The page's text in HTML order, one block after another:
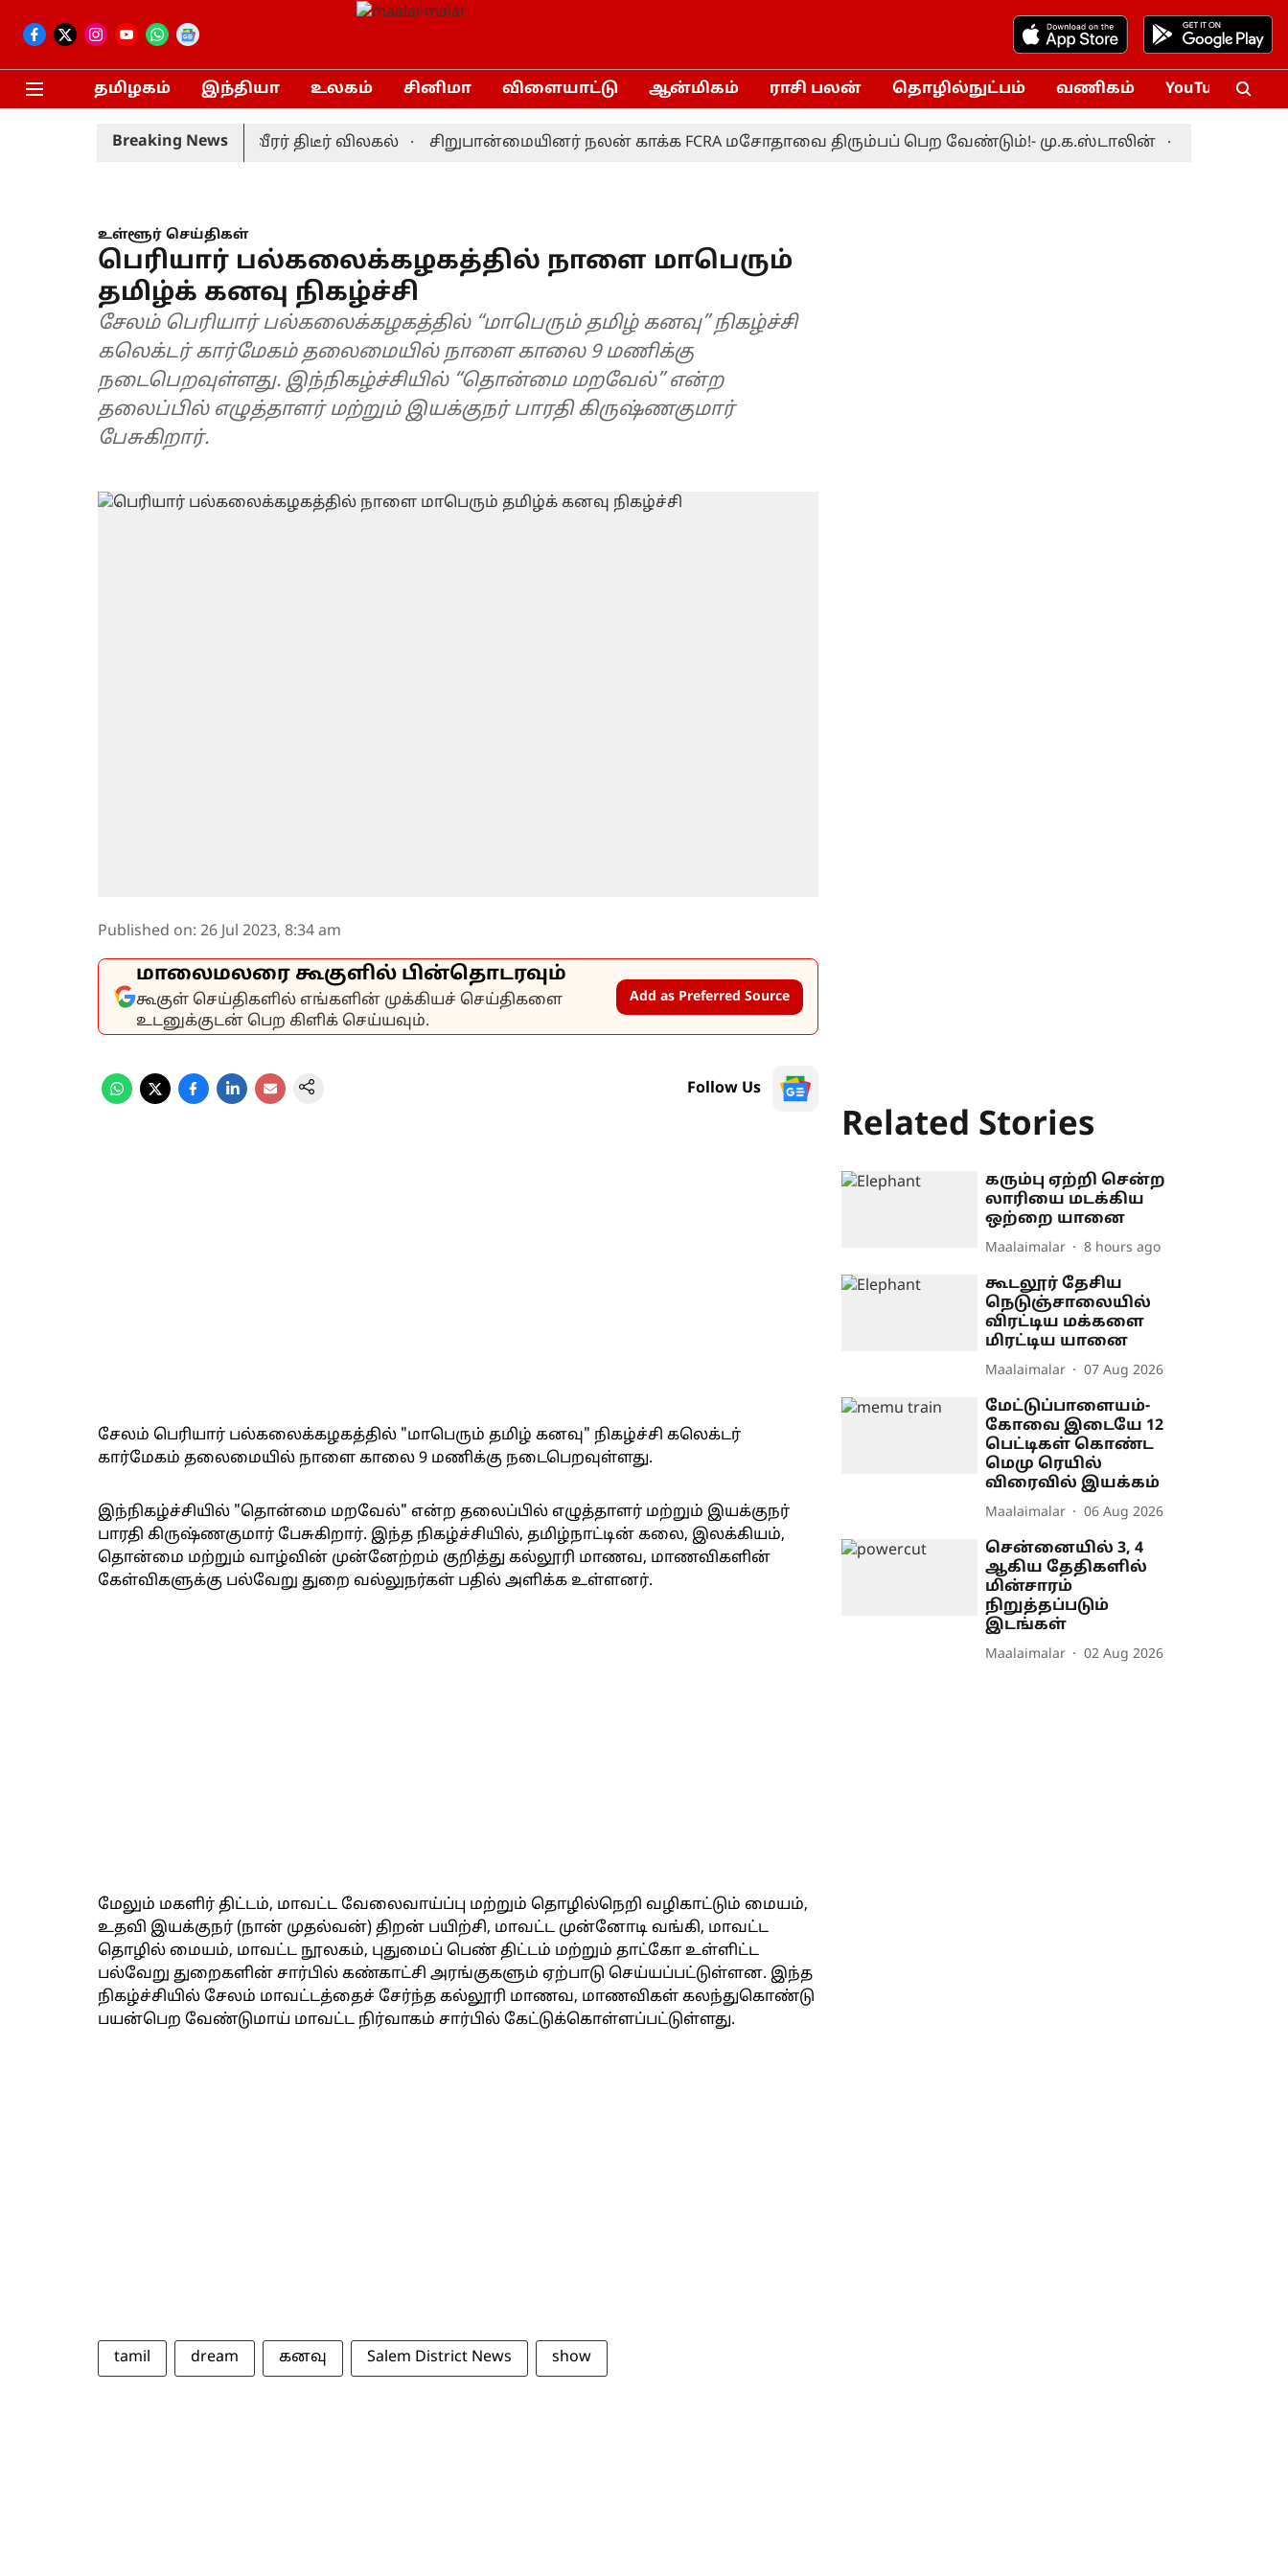
தமிழகம் இந்தியா உலகம் சினிமா விளையாட்டு ஆன்மிகம் ராசி பலன் தொழில்நுட்பம் வணிகம் YouTube
Breaking News
தொடர்: முன்னணி வீரர் திடீர் விலகல் சிறுபான்மையினர் நலன் காக்க FCRA மசோதாவை திரும்பப் பெற வேண்டும்!- மு.க.ஸ்டாலின் இலங்கைக்கு
உள்ளூர் செய்திகள்
பெரியார் பல்கலைக்கழகத்தில் நாளை மாபெரும்
தமிழ்க் கனவு நிகழ்ச்சி
சேலம் பெரியார் பல்கலைக்கழகத்தில் “மாபெரும் தமிழ் கனவு” நிகழ்ச்சி
கலெக்டர் கார்மேகம் தலைமையில் நாளை காலை 9 மணிக்கு
நடைபெறவுள்ளது. இந்நிகழ்ச்சியில் “தொன்மை மறவேல்” என்ற
தலைப்பில் எழுத்தாளர் மற்றும் இயக்குநர் பாரதி கிருஷ்ணகுமார்
பேசுகிறார்.
Published on: 26 Jul 2023, 8:34 am
மாலைமலரை கூகுளில் பின்தொடரவும்
கூகுள் செய்திகளில் எங்களின் முக்கியச் செய்திகளை
உடனுக்குடன் பெற கிளிக் செய்யவும்.
Add as Preferred Source
Follow Us
சேலம் பெரியார் பல்கலைக்கழகத்தில் "மாபெரும் தமிழ் கனவு" நிகழ்ச்சி கலெக்டர்
கார்மேகம் தலைமையில் நாளை காலை 9 மணிக்கு நடைபெறவுள்ளது.
இந்நிகழ்ச்சியில் "தொன்மை மறவேல்" என்ற தலைப்பில் எழுத்தாளர் மற்றும் இயக்குநர்
பாரதி கிருஷ்ணகுமார் பேசுகிறார். இந்த நிகழ்ச்சியில், தமிழ்நாட்டின் கலை, இலக்கியம்,
தொன்மை மற்றும் வாழ்வின் முன்னேற்றம் குறித்து கல்லூரி மாணவ, மாணவிகளின்
கேள்விகளுக்கு பல்வேறு துறை வல்லுநர்கள் பதில் அளிக்க உள்ளனர்.
மேலும் மகளிர் திட்டம், மாவட்ட வேலைவாய்ப்பு மற்றும் தொழில்நெறி வழிகாட்டும் மையம்,
உதவி இயக்குநர் (நான் முதல்வன்) திறன் பயிற்சி, மாவட்ட முன்னோடி வங்கி, மாவட்ட
தொழில் மையம், மாவட்ட நூலகம், புதுமைப் பெண் திட்டம் மற்றும் தாட்கோ உள்ளிட்ட
பல்வேறு துறைகளின் சார்பில் கண்காட்சி அரங்குகளும் ஏற்பாடு செய்யப்பட்டுள்ளன. இந்த
நிகழ்ச்சியில் சேலம் மாவட்டத்தைச் சேர்ந்த கல்லூரி மாணவ, மாணவிகள் கலந்துகொண்டு
பயன்பெற வேண்டுமாய் மாவட்ட நிர்வாகம் சார்பில் கேட்டுக்கொள்ளப்பட்டுள்ளது.
tamil dream கனவு Salem District News show
Related Stories
கரும்பு ஏற்றி சென்ற
லாரியை மடக்கிய
ஒற்றை யானை
Maalaimalar 8 hours ago
கூடலூர் தேசிய
நெடுஞ்சாலையில்
விரட்டிய மக்களை
மிரட்டிய யானை
Maalaimalar 07 Aug 2026
மேட்டுப்பாளையம்-
கோவை இடையே 12
பெட்டிகள் கொண்ட
மெமு ரெயில்
விரைவில் இயக்கம்
Maalaimalar 06 Aug 2026
சென்னையில் 3, 4
ஆகிய தேதிகளில்
மின்சாரம்
நிறுத்தப்படும்
இடங்கள்
Maalaimalar 02 Aug 2026